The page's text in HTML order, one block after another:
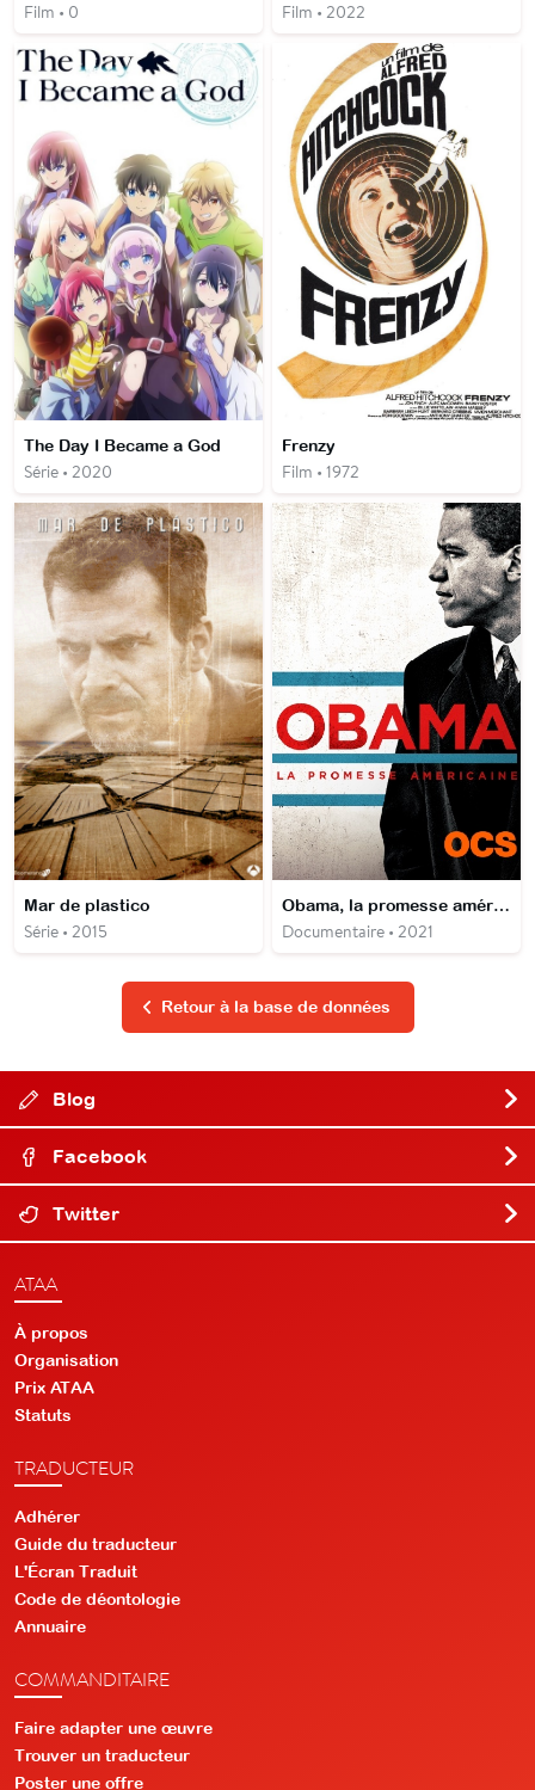
Film • 0 Film • 2022
The Day I Became a God
Série • 2020
Frenzy
Film • 1972
Mar de plastico
Série • 2015
Obama, la promesse américaine
Documentaire • 2021
Retour à la base de données
Blog
Facebook
Twitter
ATAA
À propos
Organisation
Prix ATAA
Statuts
TRADUCTEUR
Adhérer
Guide du traducteur
L'Écran Traduit
Code de déontologie
Annuaire
COMMANDITAIRE
Faire adapter une œuvre
Trouver un traducteur
Poster une offre